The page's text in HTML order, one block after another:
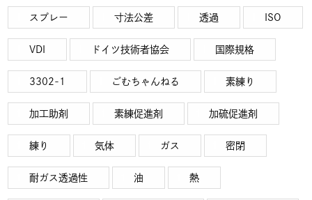
スプレー 寸法公差 透過 ISO
VDI ドイツ技術者協会 国際規格
3302-1 ごむちゃんねる 素練り
加工助剤 素練促進剤 加硫促進剤
練り 気体 ガス 密閉
耐ガス透過性 油 熱